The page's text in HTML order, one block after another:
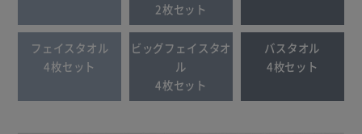
2枚セット
フェイスタオル
4枚セット
ビッグフェイスタオ
ル
4枚セット
バスタオル
4枚セット